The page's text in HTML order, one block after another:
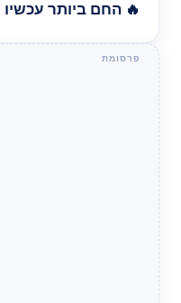
🔥 החם ביותר עכשיו